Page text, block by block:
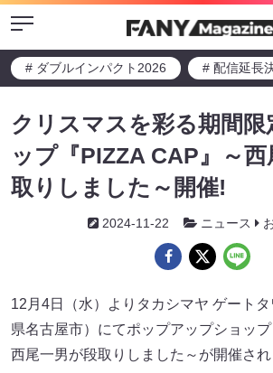
Menu
# ダブルインパクト2026 # 配信延長
クリスマスを彩る期間限
ップ『PIZZA CAP』～
取りしました～開催!
2024-11-22 ニュース
12月4日（水）よりタカシマヤ ゲート
県名古屋市）にてポップアップショッ
西尾一男が段取りしました～が開催され